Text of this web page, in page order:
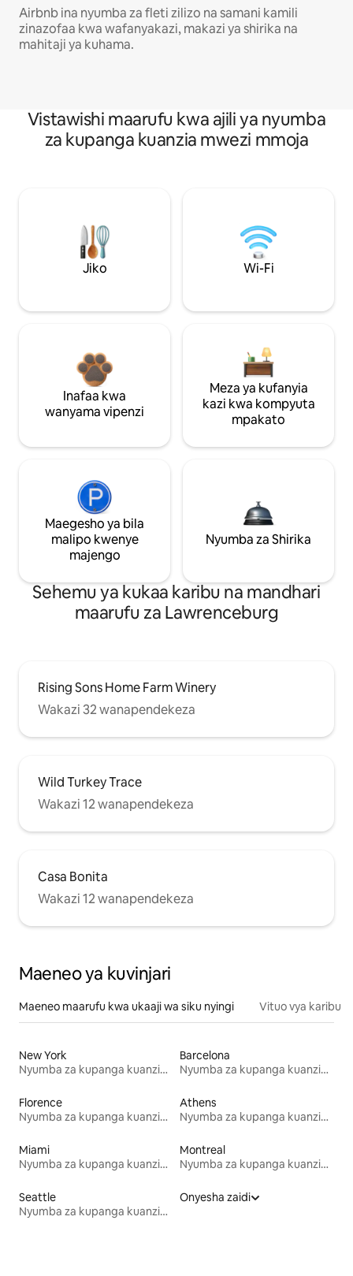
Airbnb ina nyumba za fleti zilizo na samani kamili
zinazofaa kwa wafanyakazi, makazi ya shirika na
mahitaji ya kuhama.
Vistawishi maarufu kwa ajili ya nyumba
za kupanga kuanzia mwezi mmoja
Jiko Wi-Fi
Inafaa kwa
wanyama vipenzi
Meza ya kufanyia
kazi kwa kompyuta
mpakato
Maegesho ya bila
malipo kwenye
majengo
Nyumba za Shirika
Sehemu ya kukaa karibu na mandhari
maarufu za Lawrenceburg
Rising Sons Home Farm Winery
Wakazi 32 wanapendekeza
Wild Turkey Trace
Wakazi 12 wanapendekeza
Casa Bonita
Wakazi 12 wanapendekeza
Maeneo ya kuvinjari
Maeneo maarufu kwa ukaaji wa siku nyingi Vituo vya karibu
New York
Nyumba za kupanga kuanzia mwezi mmoja
Barcelona
Nyumba za kupanga kuanzia mwezi mmoja
Florence
Nyumba za kupanga kuanzia mwezi mmoja
Athens
Nyumba za kupanga kuanzia mwezi mmoja
Miami
Nyumba za kupanga kuanzia mwezi mmoja
Montreal
Nyumba za kupanga kuanzia mwezi mmoja
Seattle
Nyumba za kupanga kuanzia mwezi mmoja
Onyesha zaidi